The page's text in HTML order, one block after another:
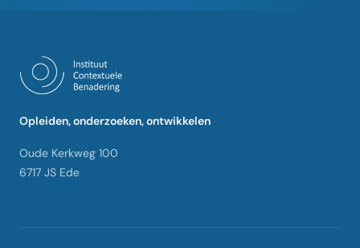
Opleiden, onderzoeken, ontwikkelen
Oude Kerkweg 100
6717 JS Ede